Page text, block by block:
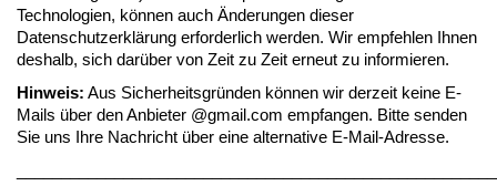
Technologien, können auch Änderungen dieser
Datenschutzerklärung erforderlich werden. Wir empfehlen Ihnen
deshalb, sich darüber von Zeit zu Zeit erneut zu informieren.
Hinweis: Aus Sicherheitsgründen können wir derzeit keine E-
Mails über den Anbieter @gmail.com empfangen. Bitte senden
Sie uns Ihre Nachricht über eine alternative E-Mail-Adresse.